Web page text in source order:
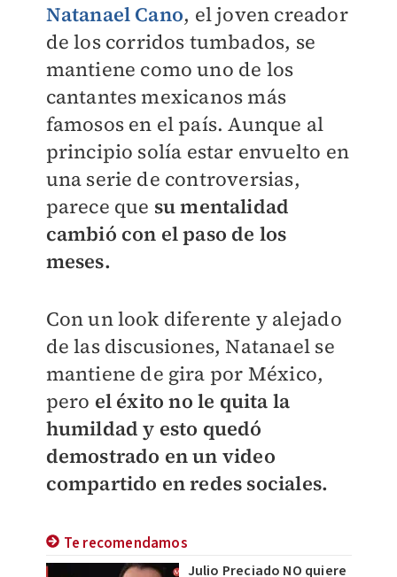
Natanael Cano, el joven creador
de los corridos tumbados, se
mantiene como uno de los
cantantes mexicanos más
famosos en el país. Aunque al
principio solía estar envuelto en
una serie de controversias,
parece que su mentalidad
cambió con el paso de los
meses.
Con un look diferente y alejado
de las discusiones, Natanael se
mantiene de gira por México,
pero el éxito no le quita la
humildad y esto quedó
demostrado en un video
compartido en redes sociales.
Te recomendamos
Julio Preciado NO quiere